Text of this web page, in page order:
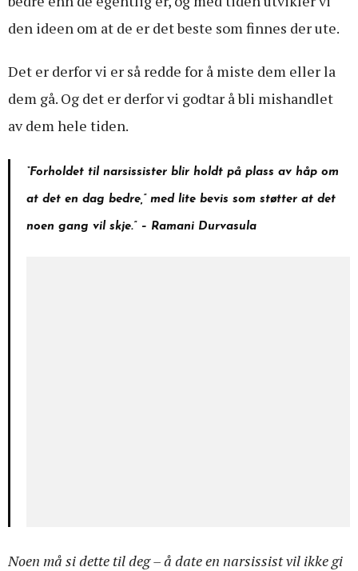
den ideen om at de er det beste som finnes der ute.
Det er derfor vi er så redde for å miste dem eller la
dem gå. Og det er derfor vi godtar å bli mishandlet
av dem hele tiden.
“Forholdet til narsissister blir holdt på plass av håp om
at det en dag bedre,” med lite bevis som støtter at det
noen gang vil skje.” – Ramani Durvasula
Noen må si dette til deg – å date en narsissist vil ikke gi